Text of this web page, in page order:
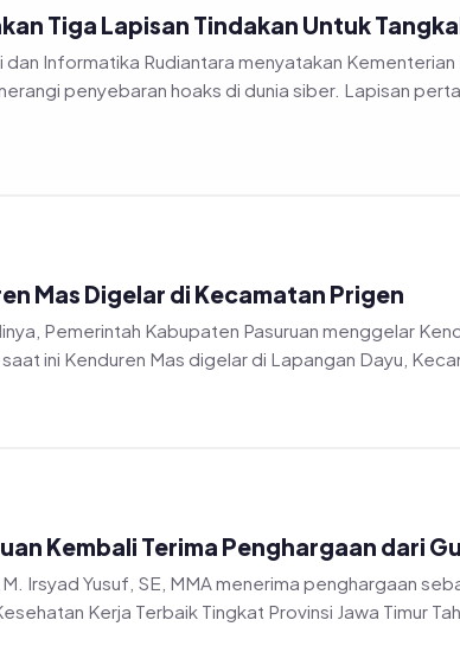
Tiga Lapisan Tindakan Untuk
dan Informatika Rudiantara menyatakan
penyebaran hoaks di dunia siber. Lapisan
Mas Digelar di Kecamatan Prigen
Pemerintah Kabupaten Pasuruan menggelar
ini Kenduren Mas digelar di Lapangan Dayu,
Kembali Terima Penghargaan dari
Irsyad Yusuf, SE, MMA menerima penghargaan
Kerja Terbaik Tingkat Provinsi Jawa Timur